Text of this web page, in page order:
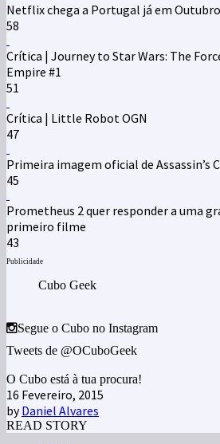
Netflix chega a Portugal já em Outubro
58
Crítica | Journey to Star Wars: The
Empire #1
51
Crítica | Little Robot OGN
47
Primeira imagem oficial de Assassin’s
45
Prometheus 2 quer responder a uma
primeiro filme
43
Publicidade
Cubo Geek
Segue o Cubo no Instagram
Tweets de @OCuboGeek
O Cubo está à tua procura!
16 Fevereiro, 2015
byDaniel Alvares
READ STORY